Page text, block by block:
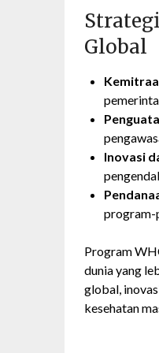
Global
Inovasi
program-
Program
dunia yang
global,
kesehatan